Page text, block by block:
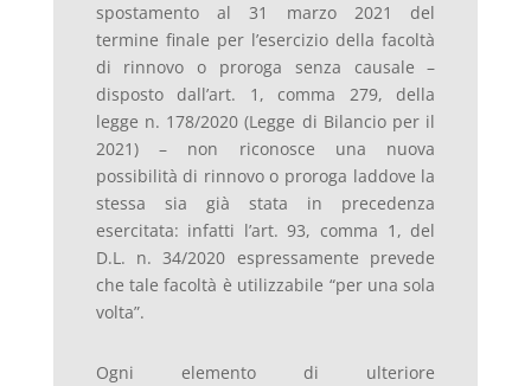
spostamento al 31 marzo 2021 del
termine finale per l’esercizio della facoltà
di rinnovo o proroga senza causale –
disposto dall’art. 1, comma 279, della
legge n. 178/2020 (Legge di Bilancio per il
2021) – non riconosce una nuova
possibilità di rinnovo o proroga laddove la
stessa sia già stata in precedenza
esercitata: infatti l’art. 93, comma 1, del
D.L. n. 34/2020 espressamente prevede
che tale facoltà è utilizzabile “per una sola
volta”.
Ogni elemento di ulteriore